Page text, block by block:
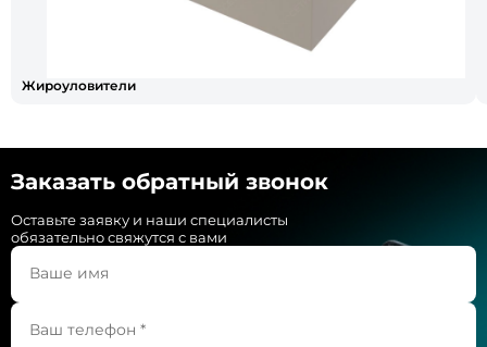
Жироуловители
Заказать обратный звонок
Оставьте заявку и наши специалисты
обязательно свяжутся с вами